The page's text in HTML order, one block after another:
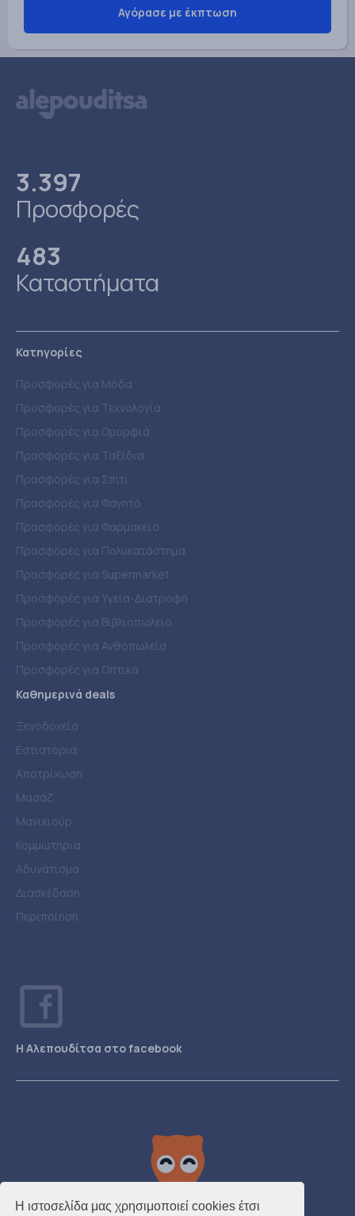
Η ιστοσελίδα μας χρησιμοποιεί cookies έτσι
Αγόρασε με έκπτωση
3.397
Προσφορές
483
Καταστήματα
Κατηγορίες
Προσφορές για Μόδα
Προσφορές για Τεχνολογία
Προσφορές για Ομορφιά
Προσφορές για Ταξίδια
Προσφορές για Σπίτι
Προσφορές για Φαγητό
Προσφορές για Φαρμακείο
Προσφορές για Πολυκατάστημα
Προσφορές για Supermarket
Προσφορές για Υγεία-Διατροφή
Προσφορές για Βιβλιοπωλείο
Προσφορές για Ανθοπωλεία
Προσφορές για Οπτικά
Καθημερινά deals
Ξενοδοχεία
Εστιατόρια
Αποτρίχωση
Μασάζ
Μανικιούρ
Κομμωτήρια
Αδυνάτισμα
Διασκέδαση
Περιποίηση
Η Αλεπουδίτσα στο facebook